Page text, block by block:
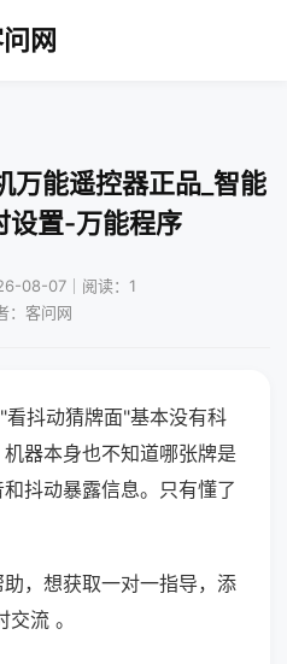
网
万能遥控器正品_智能
设置-万能程序
08-07｜阅读：1
：客问网
抖动猜牌面"基本没有科
器本身也不知道哪张牌是
抖动暴露信息。只有懂了
，想获取一对一指导，添
流 。